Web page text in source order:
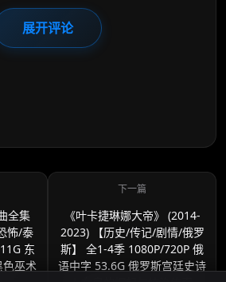
展开评论
全集
怖/泰
东
巫术
《叶卡捷琳娜大帝》 (2014-
2023) 【历史/传记/剧情/俄罗
斯】 全1-4季 1080P/720P 俄
语中字 53.6G 俄罗斯宫廷史诗